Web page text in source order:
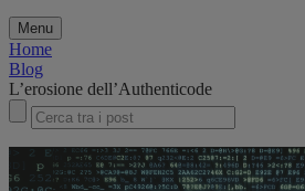
Menu
Home
Blog
L’erosione dell’Authenticode